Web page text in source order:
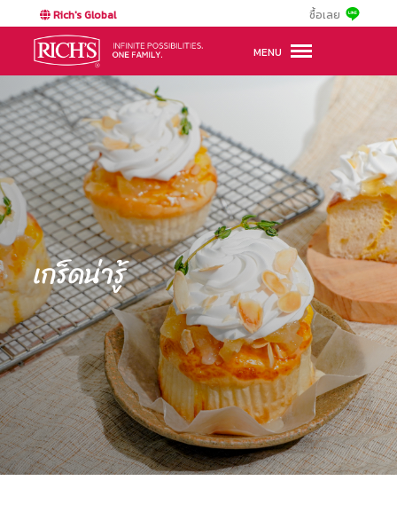
Rich's Global ซื้อเลย
MENU
เกร็ดน่ารู้